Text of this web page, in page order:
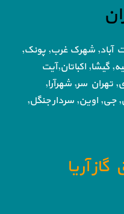
آباد, شهرک غرب, پونک,
گیشا, اکباتان,آیت
تهران سر, شهرآرا,
جی, اوین, سردار جنگل,
آریا